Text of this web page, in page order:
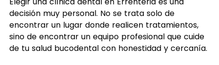
decisión muy personal. No se trata solo de
encontrar un lugar donde realicen tratamientos,
sino de encontrar un equipo profesional que cuide
de tu salud bucodental con honestidad y cercanía.